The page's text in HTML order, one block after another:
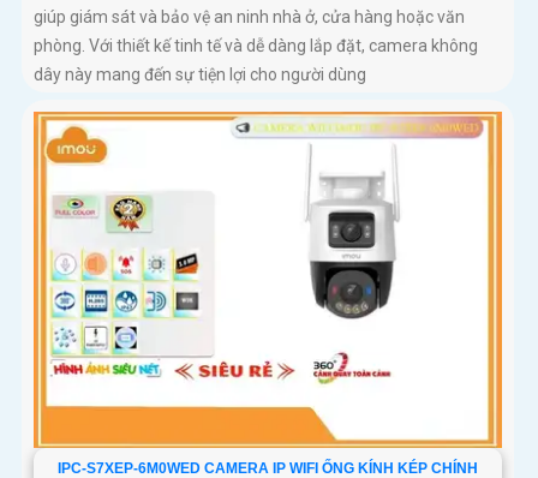
giúp giám sát và bảo vệ an ninh nhà ở, cửa hàng hoặc văn
phòng. Với thiết kế tinh tế và dễ dàng lắp đặt, camera không
dây này mang đến sự tiện lợi cho người dùng
IPC-S7XEP-6M0WED CAMERA IP WIFI ỐNG KÍNH KÉP CHÍNH